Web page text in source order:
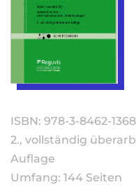
ISBN: 978-3-8462-
2., vollständig
Auflage
Umfang: 144 Seiten